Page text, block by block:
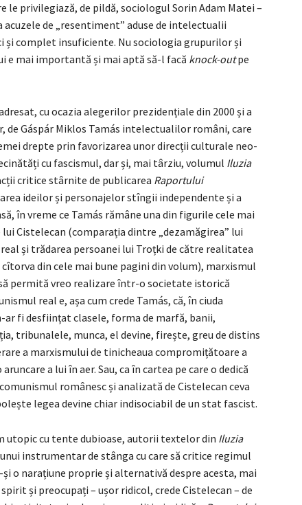
le privilegiază, de pildă, sociologul Sorin Adam Matei –
de „resentiment” aduse de intelectualii
complet insuficiente. Nu sociologia grupurilor și
e mai importantă și mai aptă să-l facă knock-outpe
cu ocazia alegerilor prezidențiale din 2000 și a
de Gáspár Miklos Tamás intelectualilor români, care
drepte prin favorizarea unor direcții culturale neo-
cu fascismul, dar și, mai târziu, volumul Iluzia
critice stârnite de publicarea Raportului
ideilor și personajelor stîngii independente și a
în vreme ce Tamás rămâne una din figurile cele mai
Cistelecan (comparația dintre „dezamăgirea” lui
și trădarea persoanei lui Troțki de către realitatea
din cele mai bune pagini din volum), marxismul
permită vreo realizare într-o societate istorică
real e, așa cum crede Tamás, că, în ciuda
fi desființat clasele, forma de marfă, banii,
tribunalele, munca, el devine, firește, greu de distins
a marxismului de tinicheaua compromițătoare a
a lui în aer. Sau, ca în cartea pe care o dedică
românesc și analizată de Cistelecan ceva
legea devine chiar indisociabil de un stat fascist.
utopic cu tente dubioase, autorii textelor din Iluzia
instrumentar de stânga cu care să critice regimul
o narațiune proprie și alternativă despre acesta, mai
și preocupați – ușor ridicol, crede Cistelecan – de